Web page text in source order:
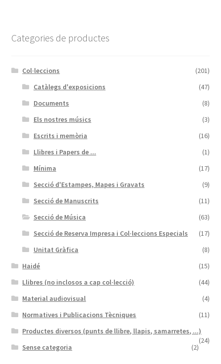
Categories de productes
Col·leccions
(201)
Catàlegs d'exposicions
(47)
Documents
(8)
Els nostres músics
(3)
Escrits i memòria
(16)
Llibres i Papers de ...
(1)
Mínima
(17)
Secció d'Estampes, Mapes i Gravats
(9)
Secció de Manuscrits
(11)
Secció de Música
(63)
Secció de Reserva Impresa i Col·leccions Especials
(17)
Unitat Gràfica
(8)
Haidé
(15)
Llibres (no inclosos a cap col·lecció)
(44)
Material audiovisual
(4)
Normatives i Publicacions Tècniques
(11)
Productes diversos (punts de llibre, llapis, samarretes, ...)
(24)
Sense categoria (2)